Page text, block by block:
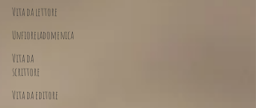
Vita da lettore
Unfioreladomenica
Vita da
scrittore
Vita da editore